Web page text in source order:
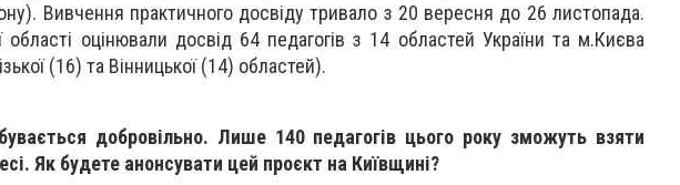
Вивчення практичного досвіду тривало з 20 вересня до 26 листопада.
області оцінювали досвід 64 педагогів з 14 областей України та м.Києва
(16) та Вінницької (14) областей).
добровільно. Лише 140 педагогів цього року зможуть взяти
Як будете анонсувати цей проєкт на Київщині?